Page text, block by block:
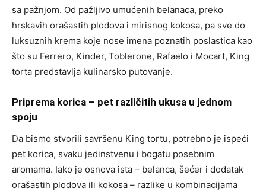
sa pažnjom. Od pažljivo umućenih belanaca, preko
hrskavih orašastih plodova i mirisnog kokosa, pa sve do
luksuznih krema koje nose imena poznatih poslastica kao
što su Ferrero, Kinder, Toblerone, Rafaelo i Mocart, King
torta predstavlja kulinarsko putovanje.
Priprema korica – pet različitih ukusa u jednom
spoju
Da bismo stvorili savršenu King tortu, potrebno je ispeći
pet korica, svaku jedinstvenu i bogatu posebnim
aromama. Iako je osnova ista – belanca, šećer i dodatak
orašastih plodova ili kokosa – razlike u kombinacijama